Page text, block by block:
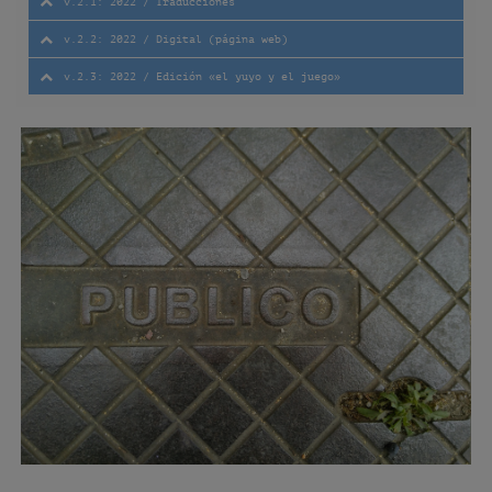
v.2.2: 2022 / Digital (página web)
v.2.3: 2022 / Edición «el yuyo y el juego»